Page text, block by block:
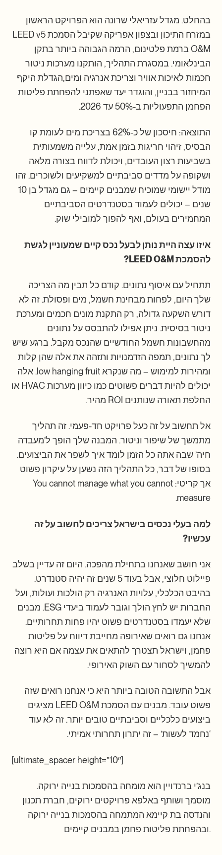
בהחלט. מגדל עזריאלי שרונה הוא הפרויקט הראשון
במזרח התיכון ובצפון אפריקה שקיבל הסמכת LEED v5
O&M ברמת פלטינום, הרמה הגבוהה ביותר בתקן
הבינלאומי. במסגרת התהליך, הותקנו מערכות ניטור
חכמות לאיכות אוויר וצריכת אנרגיה ומים,הגדלת היקף
המיחזור בבניין, והוגדר יעד שאפתני להפחתת פליטות
הפחמן התפעוליות ב-50% עד 2026.
התוצאה: חיסכון של כ-62% בצריכת מים לעומת קו
הבסיס, זיהוי חריגות בזמן אמת, עלייה משמעותית
בשביעות רצון העובדים, ויכולת לדווח בצורה מלאה
ושקופה על מדדים סביבתיים למשקיעים ולשוכרים. זהו
מודל יישומי שמוכיח שמבנים קיימים – גם מגדל בן 10
שנים – יכולים לעמוד בסטנדרטים הסביבתיים
המחמירים בעולם, ואף להפוך למובילי שוק.
איזו עצה היית נותן לבעל נכס קיים שמעוניין לגשת
להסמכת LEED O&M?
תתחיל עם איסוף נתונים. קודם כל תבין מה הצריכה
שלך היום, לפחות מבחינת חשמל, מים ופסולת. זה לא
דורש השקעה גדולה, רק התקנת מונים חכמים ומערכת
ניטור בסיסית. ניתן אפילו להתבסס על נתונים
מהחשבונות חשמל החודשיים שהנכס מקבל. ברגע שיש
לך נתונים, תמפה הזדמנויות ותזהה את אלה שהן קלות
ומהירות למימוש – מה שנקרא low hanging fruit. אלה
יכולים להיות דברים פשוטים כמו כיוון מערכות HVAC או
החלפת תאורה שנותנים ROI מהיר.
אל תחשוב על זה כעל פרויקט חד-פעמי. זה תהליך
מתמשך של שיפור וניטור. המבנה שלך הופך ל’מעבדה
חיה’ שבה אתה כל הזמן לומד איך לשפר את הביצועים.
בסופו של דבר, כל התהליך הזה נשען על עיקרון פשוט
אך קריטי: You cannot manage what you cannot
measure.
למה בעלי נכסים בישראל צריכים לחשוב על זה
עכשיו?
אני חושב שאנחנו בתחילת מהפכה. היום זה עדיין בשלב
פיילוט חלוצי, אבל בעוד 5 שנים זה יהיה סטנדרט.
בהיבט הכלכלי, עלויות האנרגיה רק הולכות ועולות, ועל
החברות יש לחץ הולך וגובר לעמוד ביעדי ESG. מבנים
שלא יעמדו בסטנדרטים פשוט יהיו פחות תחרותיים.
אנחנו גם רואים שאירופה מחייבת דיווח על פליטות
פחמן, וישראל תצטרך להתאים את עצמה אם היא רוצה
להמשיך לסחור עם השוק האירופי.
אבל התשובה הטובה ביותר היא כי אנחנו רואים שזה
פשוט עובד. מבנים עם הסמכת LEED O&M מציגים
ביצועים כלכליים וסביבתיים טובים יותר. זה לא עוד
‘נחמד לעשות’ – זה יתרון תחרותי אמיתי.
[ultimate_spacer height=”10″]
.בנג’י ברנדויין הוא מומחה בהסמכות בנייה ירוקה
מוסמך ושותף באלפא פרויקטים ירוקים, חברת תכנון
והנדסה בת קיימא המתמחה בהסמכות בנייה ירוקה
ובהפחתת פליטות פחמן במבנים קיימים.